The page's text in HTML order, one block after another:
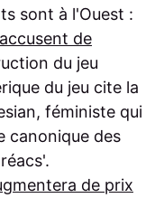
sont à l'Ouest :
de
du jeu
du jeu cite la
féministe qui
canonique des
de prix